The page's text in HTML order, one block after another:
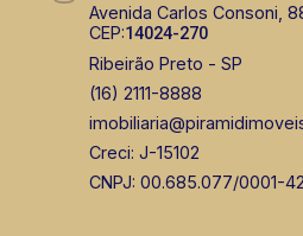
Avenida Carlos Consoni,
CEP:14024-270
Ribeirão Preto - SP
(16) 2111-8888
Creci: J-15102
CNPJ: 00.685.077/0001-42